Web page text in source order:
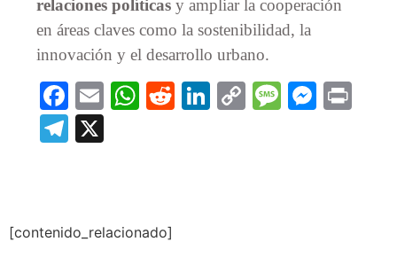
relaciones políticas y ampliar la cooperación
en áreas claves como la sostenibilidad, la
innovación y el desarrollo urbano.
Facebook
EmailWhatsApp
RedditLinkedIn
CopyMessage
Telegram
[contenido_relacionado]